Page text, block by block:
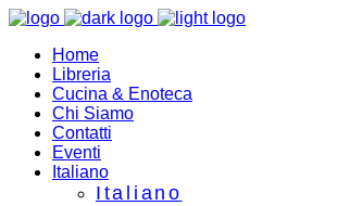
Home
Libreria
Cucina & Enoteca
Chi Siamo
Contatti
Eventi
Italiano
Italiano